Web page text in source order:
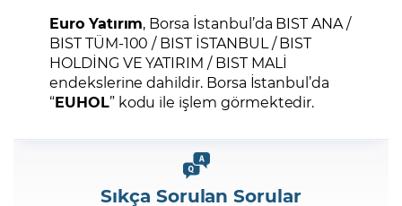
Euro Yatırım, Borsa İstanbul’da BIST ANA /
BIST TÜM-100 / BIST İSTANBUL / BIST
HOLDİNG VE YATIRIM / BIST MALİ
endekslerine dahildir. Borsa İstanbul’da
“EUHOL” kodu ile işlem görmektedir.
Sıkça Sorulan Sorular